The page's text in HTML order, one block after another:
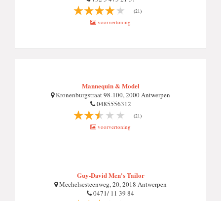
(21)
voorvertoning
Mannequin & Model
Kronenburgstraat 98-100, 2000 Antwerpen
0485556312
(21)
voorvertoning
Guy-David Men's Tailor
Mechelsesteenweg, 20, 2018 Antwerpen
0471/ 11 39 84